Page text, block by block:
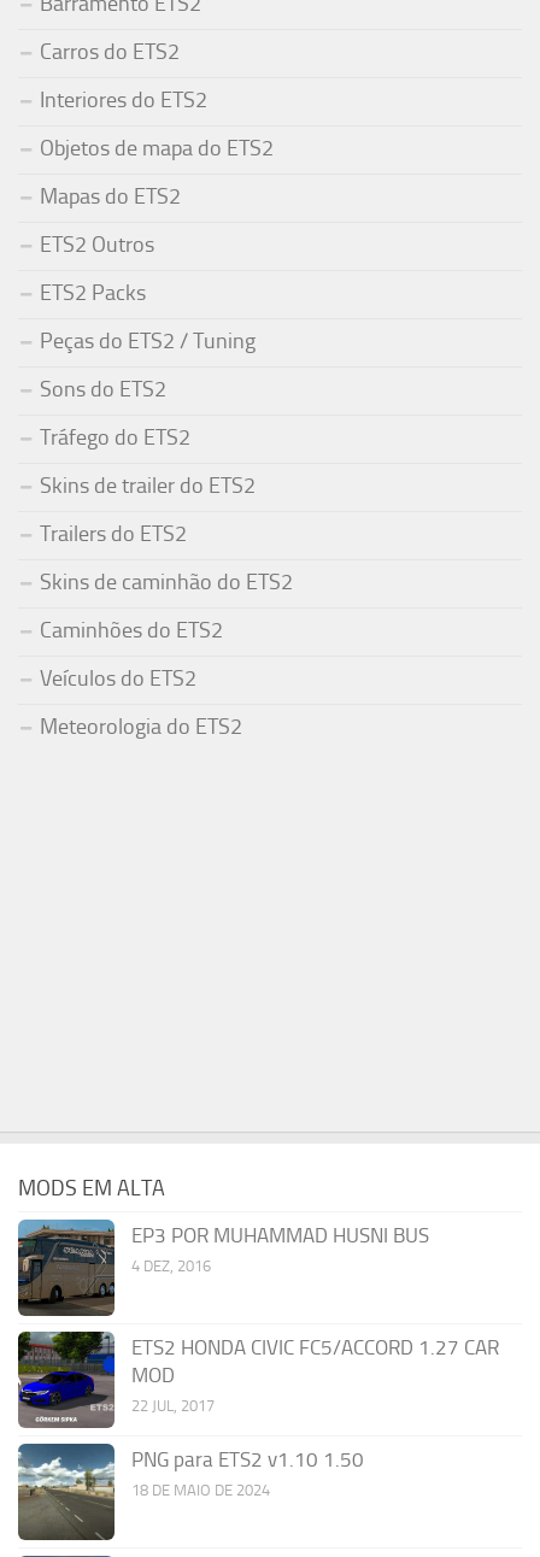
Carros do ETS2
Interiores do ETS2
Objetos de mapa do ETS2
Mapas do ETS2
ETS2 Outros
ETS2 Packs
Peças do ETS2 / Tuning
Sons do ETS2
Tráfego do ETS2
Skins de trailer do ETS2
Trailers do ETS2
Skins de caminhão do ETS2
Caminhões do ETS2
Veículos do ETS2
Meteorologia do ETS2
MODS EM ALTA
EP3 POR MUHAMMAD HUSNI BUS
4 DEZ, 2016
ETS2 HONDA CIVIC FC5/ACCORD 1.27 CAR
MOD
22 JUL, 2017
PNG para ETS2 v1.10 1.50
18 DE MAIO DE 2024